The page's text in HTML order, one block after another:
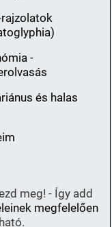
-
és halas
meg! - Így add
megfelelően